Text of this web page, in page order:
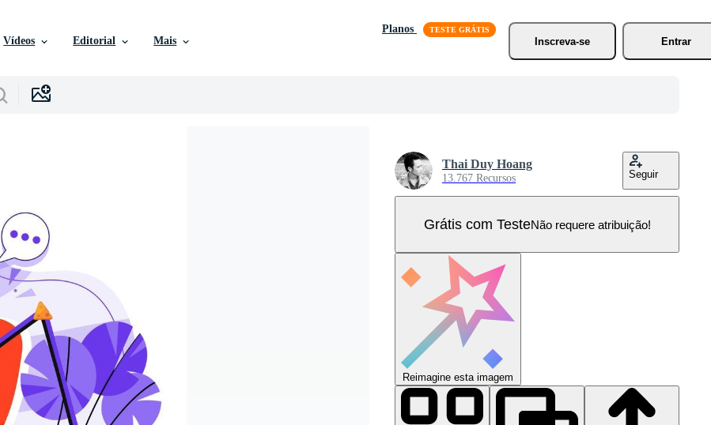
Vídeos Editorial Mais
Planos
Inscreva-se
Entrar
Thai Duy Hoang
13.767 Recursos Seguir
Grátis com TesteNão requere atribuição!
Reimagine esta imagem